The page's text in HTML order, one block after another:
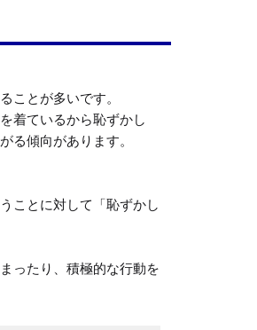
ことが多いです。
着ているから恥ずかし
る傾向があります。
ことに対して「恥ずかし
ったり、積極的な行動を